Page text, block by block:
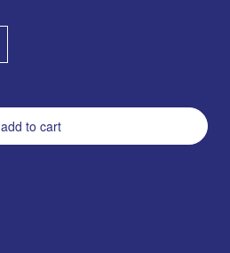
add to cart